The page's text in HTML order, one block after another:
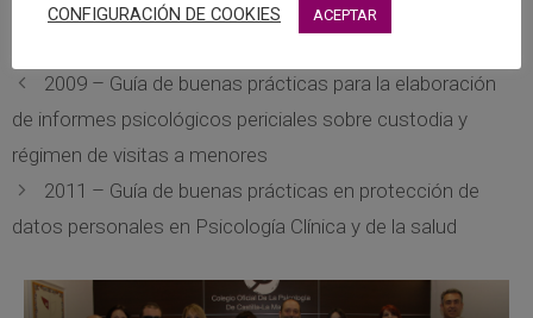
Pulsar para descargar.
2009 – Guía de buenas prácticas para la elaboración
de informes psicológicos periciales sobre custodia y
régimen de visitas a menores
2011 – Guía de buenas prácticas en protección de
datos personales en Psicología Clínica y de la salud
CONFIGURACIÓN DE COOKIES ACEPTAR